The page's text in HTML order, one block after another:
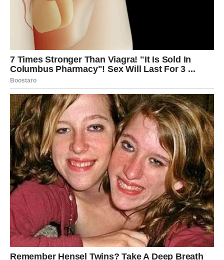
Ovo je period u kojem više nema stajanja u mestu. Ako
ste osećali nemir, želju za promenom ili potrebu da
presečete nešto što vas sputava – to nije slučajno.
Sudbina vas sada gura napred, čak i ako još uvek nemate
sve odgovore.
Na poslovnom planu, Ovnovi mogu očekivati nagle
preokrete. Nova ponuda, iznenadna prilika ili odluka koja
mora biti doneta brzo. Iako to može delovati stresno,
važno je znati da vam zvezde sada daju podršku za
hrabre poteze. Sve što radite iz straha – neće doneti
rezultat. Sve što radite iz vere u sebe – ima potencijal da
vas odvede daleko.
U ljubavi, Ovan ulazi u fazu iskrenosti. Više nema
tolerancije za polovične odnose. Ili ste potpuno unutra, ili
birate slobodu. Zvezdani obrt donosi susret ili razgovor
koji menja vašu percepciju emocija. Slobodni Ovnovi
mogu doživeti snažnu privlačnost koja dolazi iznenada, ali
nosi dubinu.